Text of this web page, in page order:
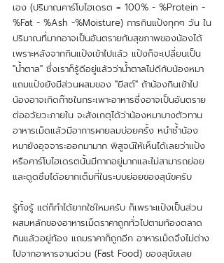
เอง (ปริมาณคาร์โบไฮเดรต = 100% - %Protein -
%Fat - %Ash -%Moisture) การกินแป้งทุกๆ วัน ใน
ปริมาณที่มากอาจเป็นอันตรายกับสุขภาพของน้องได้
เพราะหลังจากกินแป้งเข้าไปแล้ว แป้งก็จะเปลี่ยนเป็น
"น้ำตาล" ซึ่งเราก็รู้ดีอยู่แล้วว่าน้ำตาลไม่ดีกับน้องหมา
แถมแป้งยังมีส่วนผสมของ "ยีสต์" ถ้าน้องกินเข้าไป
น้องอาจเกิดก๊าซในกระเพาะอาหารซึ่งอาจเป็นอันตราย
ต่ออวัยวะภายใน จะสังเกตุได้ว่าน้องหมาบางตัวทาน
อาหารเม็ดแล้วมีอาการผายลมบ่อยครั้ง หนำซ้ำน้อง
หมายังอุจจาระออกมามาก พิสูจน์ให้เห็นได้เลยว่าแป้ง
หรือคาร์โบไฮเดรตนั้นมีกากอยู่มากและไม่สามารถย่อย
และดูดซึมได้อยากเต็มที่ในระบบย่อยของสุนัขครับ
รู้ทั้งรู้ แต่ก็ทำได้ยากใช่ใหมครับ ก็เพราะแป้งเป็นส่วน
ผสมหลักของอาหารเม็ดราคาถูกทั่วไปตามท้องตลาด
กินแล้วอยู่ท้อง แถมราคาก็ถูกอีก อาหารเม็ดจึงไม่ต่าง
ไปจากอาหารจานด่วน (Fast Food) ของสุนัขเลย